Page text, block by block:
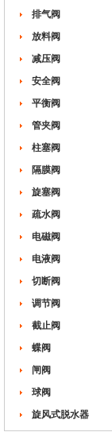
排气阀
放料阀
减压阀
安全阀
平衡阀
管夹阀
柱塞阀
隔膜阀
旋塞阀
疏水阀
电磁阀
电液阀
切断阀
调节阀
截止阀
蝶阀
闸阀
球阀
旋风式脱水器